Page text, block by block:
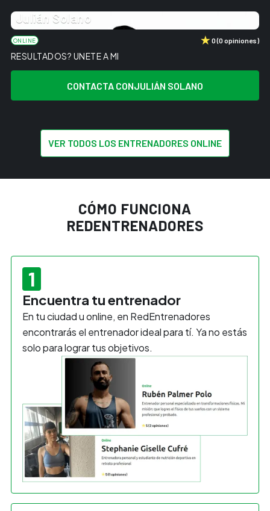
Julián Solano
ONLINE 0(0opiniones)
RESULTADOS? UNETE A MI
CONTACTA CONJULIÁN SOLANO
VER TODOS LOS ENTRENADORES ONLINE
CÓMO FUNCIONA
REDENTRENADORES
1
Encuentra tu entrenador
En tu ciudad u online, en RedEntrenadores
encontrarás el entrenador ideal para tí. Ya no estás
solo para lograr tus objetivos.